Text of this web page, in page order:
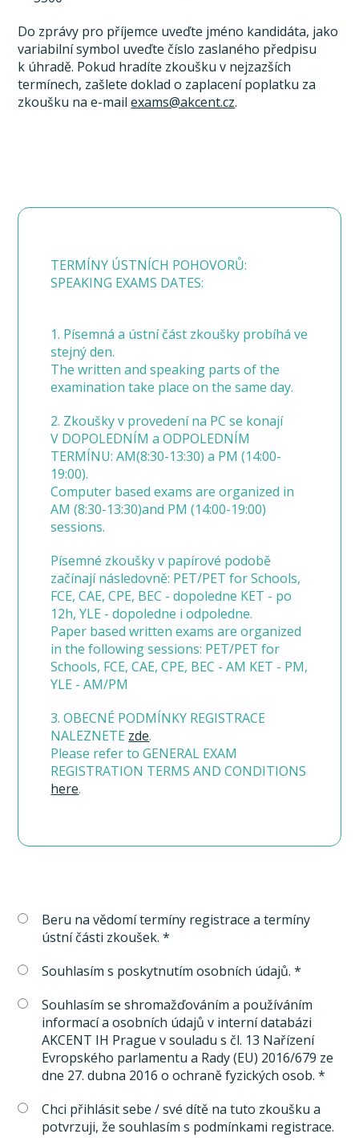
Do zprávy pro příjemce uveďte jméno kandidáta, jako
variabilní symbol uveďte číslo zaslaného předpisu
k úhradě. Pokud hradíte zkoušku v nejzazších
termínech, zašlete doklad o zaplacení poplatku za
zkoušku na e-mailexams@akcent.cz.
TERMÍNY ÚSTNÍCH POHOVORŮ:
SPEAKING EXAMS DATES:
1. Písemná a ústní část zkoušky probíhá ve
stejný den.
The written and speaking parts of the
examination take place on the same day.
2. Zkoušky v provedení na PC se konají
V DOPOLEDNÍM a ODPOLEDNÍM
TERMÍNU: AM(8:30-13:30) a PM (14:00-
19:00).
Computer based exams are organized in
AM (8:30-13:30)and PM (14:00-19:00)
sessions.
Písemné zkoušky v papírové podobě
začínají následovně: PET/PET for Schools,
FCE, CAE, CPE, BEC - dopoledne KET - po
12h, YLE - dopoledne i odpoledne.
Paper based written exams are organized
in the following sessions: PET/PET for
Schools, FCE, CAE, CPE, BEC - AM KET - PM,
YLE - AM/PM
3. OBECNÉ PODMÍNKY REGISTRACE
NALEZNETE zde.
Please refer to GENERAL EXAM
REGISTRATION TERMS AND CONDITIONS
here.
Beru na vědomí termíny registrace a termíny
ústní části zkoušek. *
Souhlasím s poskytnutím osobních údajů. *
Souhlasím se shromažďováním a používáním
informací a osobních údajů v interní databázi
AKCENT IH Prague v souladu s čl. 13 Nařízení
Evropského parlamentu a Rady (EU) 2016/679 ze
dne 27. dubna 2016 o ochraně fyzických osob. *
Chci přihlásit sebe / své dítě na tuto zkoušku a
potvrzuji, že souhlasím s podmínkami registrace.